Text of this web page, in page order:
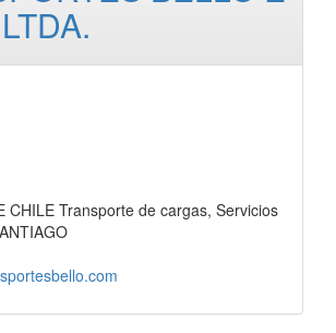
CHILE Transporte de cargas, Servicios